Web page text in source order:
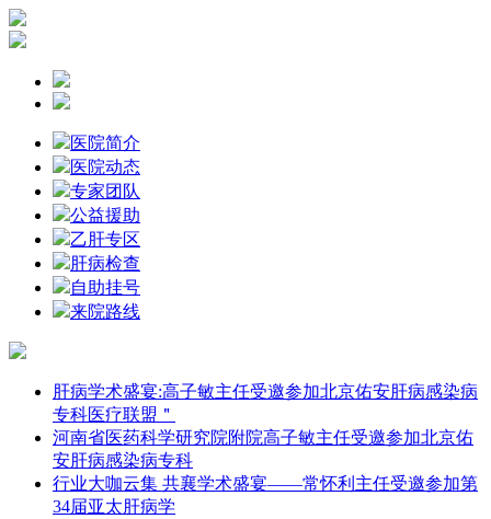
医院简介
医院动态
专家团队
公益援助
乙肝专区
肝病检查
自助挂号
来院路线
肝病学术盛宴:高子敏主任受邀参加北京佑安肝病感染病
专科医疗联盟＂
河南省医药科学研究院附院高子敏主任受邀参加北京佑
安肝病感染病专科
行业大咖云集 共襄学术盛宴——常怀利主任受邀参加第
34届亚太肝病学